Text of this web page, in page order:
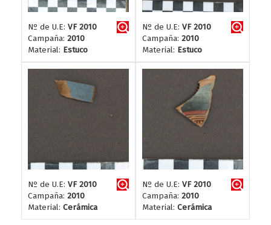
Nº de U.E: VF 2010
Campaña: 2010
Material: Estuco
Nº de U.E: VF 2010
Campaña: 2010
Material: Estuco
Nº de U.E: VF 2010
Campaña: 2010
Material: Cerámica
Nº de U.E: VF 2010
Campaña: 2010
Material: Cerámica